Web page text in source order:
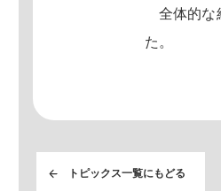
全体的な
た。
トピックス一覧にもどる